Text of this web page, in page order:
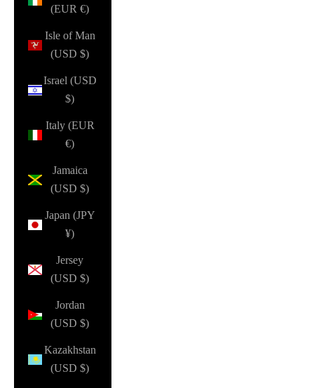
(EUR €)
Isle of Man
(USD $)
Israel (USD
$)
Italy (EUR
€)
Jamaica
(USD $)
Japan (JPY
¥)
Jersey
(USD $)
Jordan
(USD $)
Kazakhstan
(USD $)